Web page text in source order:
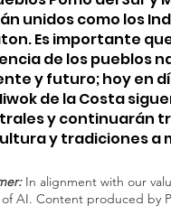
unidos como los
Es importante
de los pueblos
y futuro; hoy en
de la Costa
y continuarán
y tradiciones
In alignment with our
of AI. Content produced by